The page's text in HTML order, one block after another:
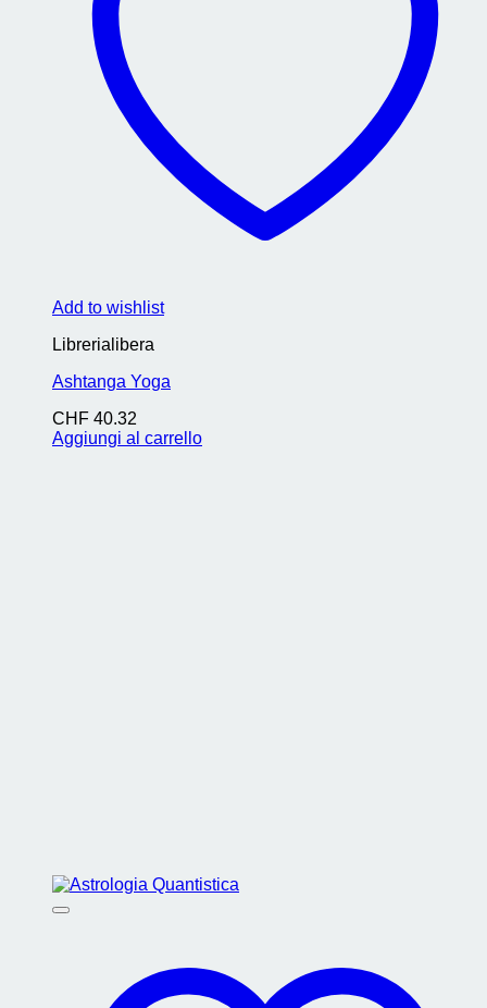
Add to wishlist
Librerialibera
Ashtanga Yoga
CHF 40.32
Aggiungi al carrello